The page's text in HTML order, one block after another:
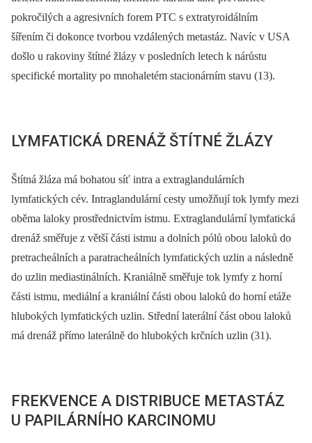
pokročilých a agresivních forem PTC s extratyroidálním
šířením či dokonce tvorbou vzdálených metastáz. Navíc v USA
došlo u rakoviny štítné žlázy v posledních letech k nárůstu
specifické mortality po mnohaletém stacionárním stavu (13).
LYMFATICKÁ DRENÁŽ ŠTÍTNÉ ŽLÁZY
Štítná žláza má bohatou síť intra a extraglandulárních
lymfatických cév. Intraglandulární cesty umožňují tok lymfy mezi
oběma laloky prostřednictvím istmu. Extraglandulární lymfatická
drenáž směřuje z větší části istmu a dolních pólů obou laloků do
pretracheálních a paratracheálních lymfatických uzlin a následně
do uzlin mediastinálních. Kraniálně směřuje tok lymfy z horní
části istmu, mediální a kraniální části obou laloků do horní etáže
hlubokých lymfatických uzlin. Střední laterální část obou laloků
má drenáž přímo laterálně do hlubokých krčních uzlin (31).
FREKVENCE A DISTRIBUCE METASTÁZ
U PAPILÁRNÍHO KARCINOMU